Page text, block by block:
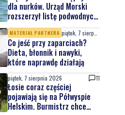
dla nurków. Urząd Morski
rozszerzył listę podwodnych
atrakcji
MATERIAŁ PARTNERA
Co jeść przy zaparciach?
Dieta, błonnik i nawyki,
które naprawdę działają
piątek, 7 sierpnia 2026 11
Łosie coraz częściej
pojawiają się na Półwyspie
Helskim. Burmistrz chce